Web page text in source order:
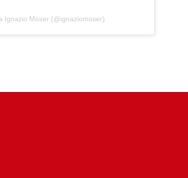
Ignazio Moser (@ignaziomoser)